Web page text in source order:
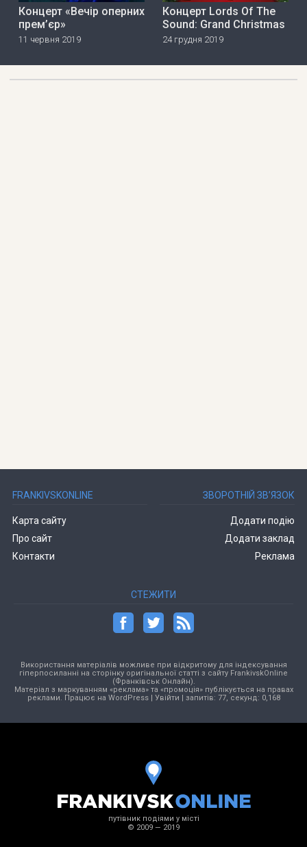
Концерт «Вечір оперних
прем’єр»
11 червня 2019
Концерт Lords Of The
Sound: Grand Christmas
24 грудня 2019
FRANKIVSKONLINE
Карта сайту
Про сайт
Контакти
ЗВОРОТНІЙ ЗВ’ЯЗОК
Додати подію
Додати заклад
Реклама
СТЕЖИТИ
Використання матеріалів можливе при відкритому для індексування
гіперпосиланні на сторінку оригінальної статті з сайту FrankivskOnline
(Франківськ Онлайн).
Матеріал з маркуванням «реклама» та «промоція» публікується на правах
реклами. Працює на WordPress| Увійти | запитів: 77, секунд: 0,168
путівник подіями у місті
© 2009 — 2019